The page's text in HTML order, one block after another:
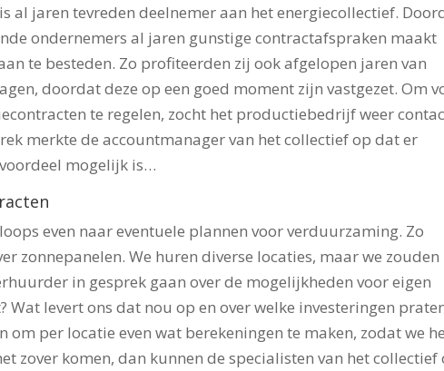
al jaren tevreden deelnemer aan het energiecollectief.
ondernemers al jaren gunstige contractafspraken maakt
te besteden. Zo profiteerden zij ook afgelopen jaren van
doordat deze op een goed moment zijn vastgezet. Om
te regelen, zocht het productiebedrijf weer
merkte de accountmanager van het collectief op dat er
mogelijk is…
even naar eventuele plannen voor verduurzaming. Zo
zonnepanelen. We huren diverse locaties, maar we zouden
in gesprek gaan over de mogelijkheden voor eigen
Wat levert ons dat nou op en over welke investeringen
om per locatie even wat berekeningen te maken, zodat we
zover komen, dan kunnen de specialisten van het collectief